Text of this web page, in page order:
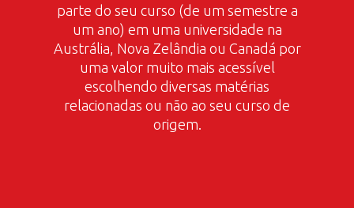
parte do seu curso (de um semestre a
um ano) em uma universidade na
Austrália, Nova Zelândia ou Canadá por
uma valor muito mais acessível
escolhendo diversas matérias
relacionadas ou não ao seu curso de
origem.